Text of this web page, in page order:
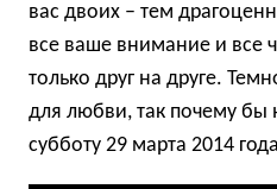
вас двоих – тем
все ваше внимание и все
только друг на друге.
для любви, так почему бы
субботу 29 марта 2014